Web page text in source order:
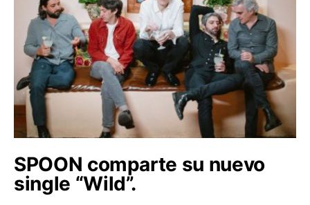
SPOON comparte su nuevo
single “Wild”.